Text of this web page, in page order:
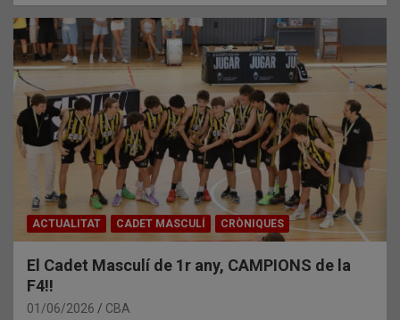
ACTUALITAT CADET MASCULÍ CRÒNIQUES
El Cadet Masculí de 1r any, CAMPIONS de la
F4!!
01/06/2026 CBA